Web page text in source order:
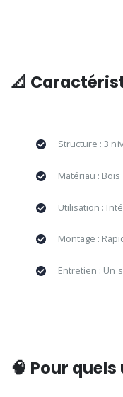
📐
Structure : 3
Matériau :
Utilisation :
Montage :
Entretien : Un
🧠 Pour quels